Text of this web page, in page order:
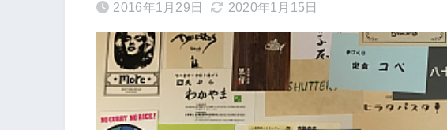
2016年1月29日 2020年1月15日